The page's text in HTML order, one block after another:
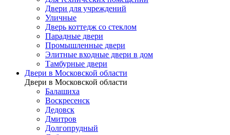
Двери для учреждений
Уличные
Дверь коттедж со стеклом
Парадные двери
Промышленные двери
Элитные входные двери в дом
Тамбурные двери
Двери в Московской области
Двери в Московской области
Балашиха
Воскресенск
Дедовск
Дмитров
Долгопрудный